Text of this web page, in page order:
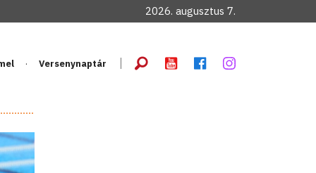
2026. augusztus 7.
Versenynaptár